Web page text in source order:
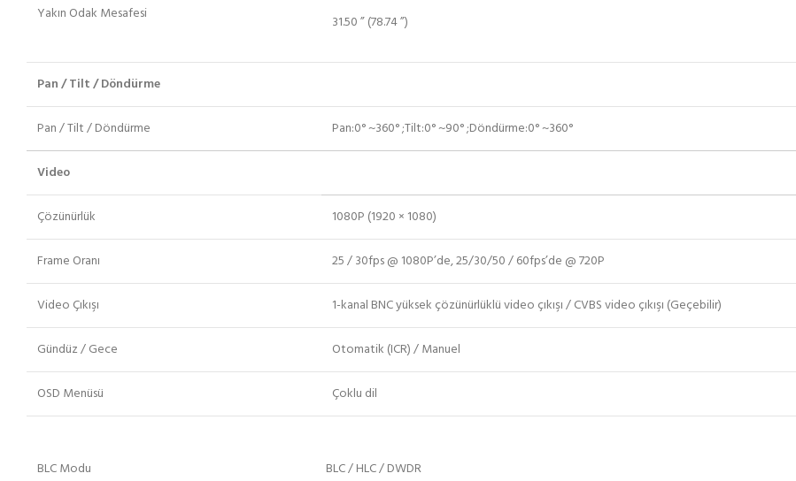
Yakın Odak Mesafesi
31.50 ” (78.74 ”)
Pan / Tilt / Döndürme
Pan / Tilt / Döndürme Pan:0° ~360° ;Tilt:0° ~90° ;Döndürme:0° ~360°
Video
Çözünürlük 1080P (1920 × 1080)
Frame Oranı 25 / 30fps @ 1080P’de, 25/30/50 / 60fps’de @ 720P
Video Çıkışı 1-kanal BNC yüksek çözünürlüklü video çıkışı / CVBS video çıkışı (Geçebilir)
Gündüz / Gece Otomatik (ICR) / Manuel
OSD Menüsü Çoklu dil
BLC Modu BLC / HLC / DWDR